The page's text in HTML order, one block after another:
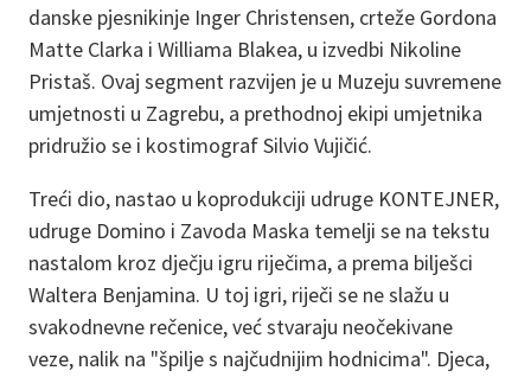
danske pjesnikinje Inger Christensen, crteže Gordona
Matte Clarka i Williama Blakea, u izvedbi Nikoline
Pristaš. Ovaj segment razvijen je u Muzeju suvremene
umjetnosti u Zagrebu, a prethodnoj ekipi umjetnika
pridružio se i kostimograf Silvio Vujičić.
Treći dio, nastao u koprodukciji udruge KONTEJNER,
udruge Domino i Zavoda Maska temelji se na tekstu
nastalom kroz dječju igru riječima, a prema bilješci
Waltera Benjamina. U toj igri, riječi se ne slažu u
svakodnevne rečenice, već stvaraju neočekivane
veze, nalik na "špilje s najčudnijim hodnicima". Djeca,